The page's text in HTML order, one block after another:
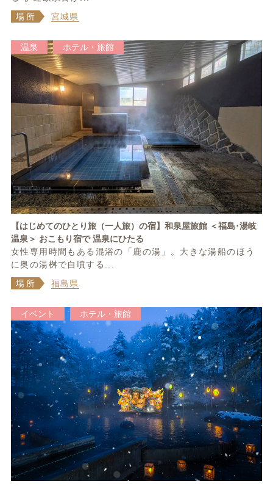
場所
宮城県
温泉 ホテル・旅館
【はじめてのひとり旅（一人旅）の宿】和泉屋旅館 ＜福島･湯岐
温泉＞ おこもり宿で 温泉にひたる
女性専用時間もある混浴の「鹿の湯」。大きな湯船のほう
に奥の湯桝で自噴する...
場所
福島県
イベント ホテル・旅館